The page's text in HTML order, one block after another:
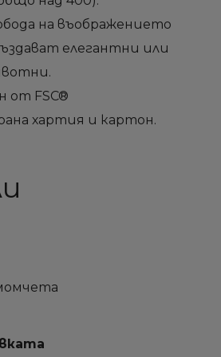
на въображението
елегантни или
от FSC®
хартия и картон.